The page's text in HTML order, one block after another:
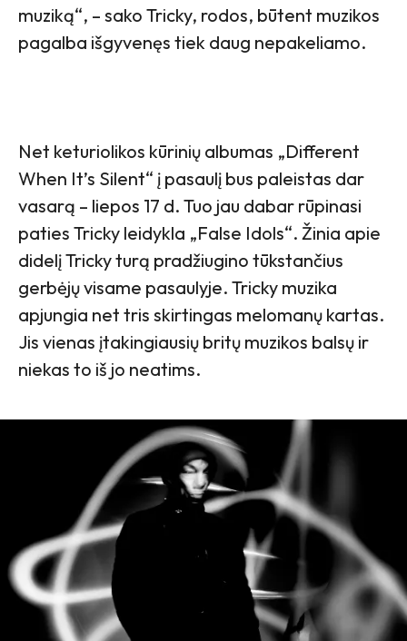
muziką“, – sako Tricky, rodos, būtent muzikos
pagalba išgyvenęs tiek daug nepakeliamo.
Net keturiolikos kūrinių albumas „Different
When It’s Silent“ į pasaulį bus paleistas dar
vasarą – liepos 17 d. Tuo jau dabar rūpinasi
paties Tricky leidykla „False Idols“. Žinia apie
didelį Tricky turą pradžiugino tūkstančius
gerbėjų visame pasaulyje. Tricky muzika
apjungia net tris skirtingas melomanų kartas.
Jis vienas įtakingiausių britų muzikos balsų ir
niekas to iš jo neatims.